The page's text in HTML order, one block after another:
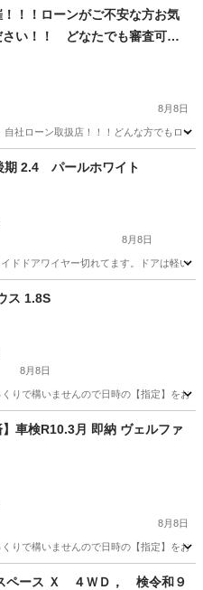
！！ローンがご不安な方お気
さい！！ どなたでも審査可能
談ください！！H23年 トヨ
セレクショ
8月8日
自社ローン取扱店！！！どんな方でもロ
走行距離
期 2.4 パールホワイト
8月8日
ドドアワイヤー切れてます。ドアは軽い
ァード
ス 1.8S
8月8日
りで構いませんので日時の【指定】をお
】車検R10.3月 即納 ヴェルファ
8月8日
りで構いませんので日時の【指定】をお
車両
ペース Ｘ ４ＷＤ， 検令和９